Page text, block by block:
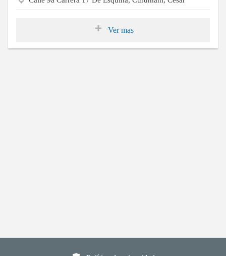
Ver mas